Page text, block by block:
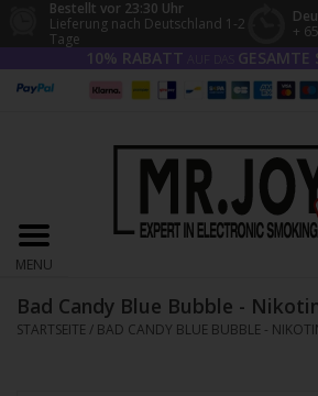
Bestellt vor 23:30 Uhr
Lieferung nach Deutschland 1-2
Tage
+
10% RABATT GESAMTE
MENU
Bad Candy Blue Bubble -
STARTSEITE / BAD CANDY BLUE BUBBLE -